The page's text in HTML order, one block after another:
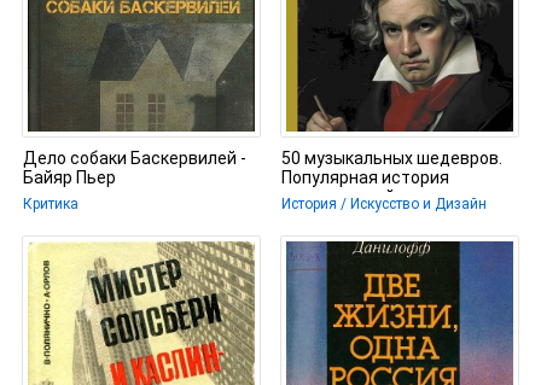
Дело собаки Баскервилей -
Байяр Пьер
Критика
50 музыкальных шедевров.
Популярная история
классической музыки -
Леоненкова
История / Искусство и Дизайн